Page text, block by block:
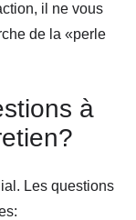
il ne vous
de la «perle
à
Les questions